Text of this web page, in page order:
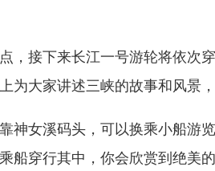
，接下来长江一号游轮将依次
为大家讲述三峡的故事和风景
神女溪码头，可以换乘小船游
船穿行其中，你会欣赏到绝美